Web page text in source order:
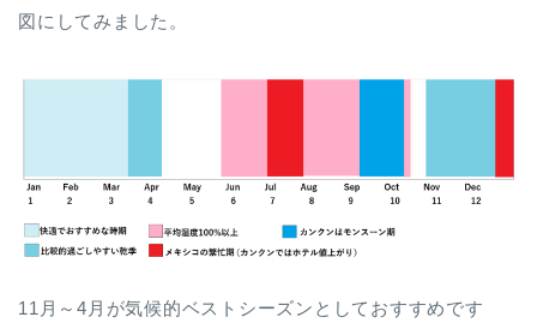
図にしてみました。
11月～4月が気候的ベストシーズンとしておすすめです